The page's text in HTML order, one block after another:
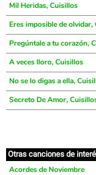
Mil Heridas, Cuisillos
Eres imposible de olvidar,
Pregúntale a tu corazón,
A veces lloro, Cuisillos
No se lo digas a ella,
Secreto De Amor,
Otras canciones de
Acordes de Noviembre